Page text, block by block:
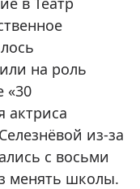
на роль
«30
актриса
из-за
с восьми
менять школы.